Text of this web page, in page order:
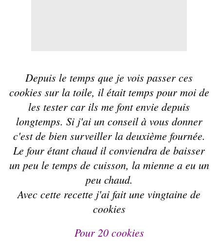
Depuis le temps que je vois passer ces
cookies sur la toile, il était temps pour moi de
les tester car ils me font envie depuis
longtemps. Si j'ai un conseil à vous donner
c'est de bien surveiller la deuxième fournée.
Le four étant chaud il conviendra de baisser
un peu le temps de cuisson, la mienne a eu un
peu chaud.
Avec cette recette j'ai fait une vingtaine de
cookies
Pour 20 cookies